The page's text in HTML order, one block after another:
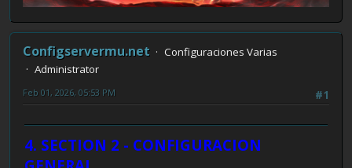
Configservermu.net
Configuraciones Varias
Administrator
#1
Feb 01, 2026, 05:53 PM
4. SECTION 2 - CONFIGURACION